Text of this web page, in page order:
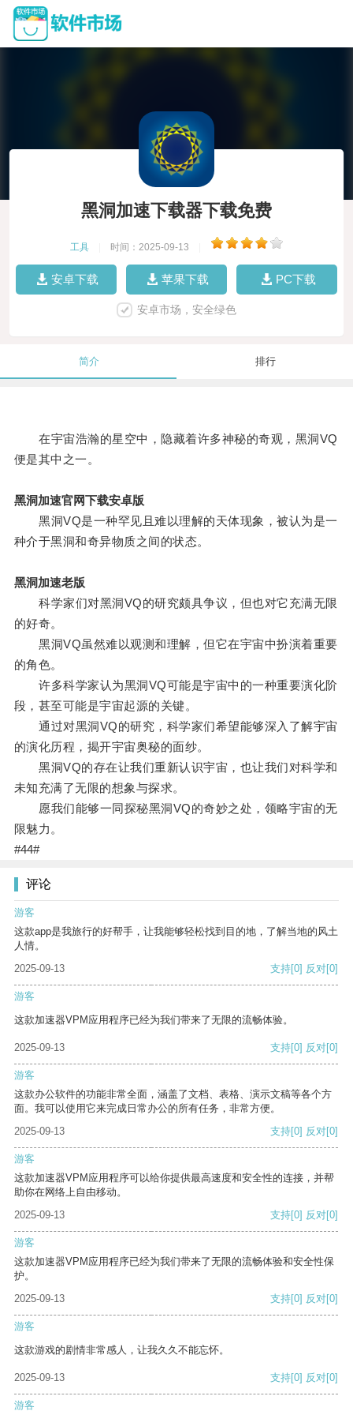
黑洞加速下载器下载免费
工具 时间：2025-09-13
安卓下载 苹果下载 PC下载
安卓市场，安全绿色
简介 排行
在宇宙浩瀚的星空中，隐藏着许多神秘的奇观，黑洞VQ
便是其中之一。
黑洞加速官网下载安卓版
黑洞VQ是一种罕见且难以理解的天体现象，被认为是一
种介于黑洞和奇异物质之间的状态。
黑洞加速老版
科学家们对黑洞VQ的研究颇具争议，但也对它充满无限
的好奇。
黑洞VQ虽然难以观测和理解，但它在宇宙中扮演着重要
的角色。
许多科学家认为黑洞VQ可能是宇宙中的一种重要演化阶
段，甚至可能是宇宙起源的关键。
通过对黑洞VQ的研究，科学家们希望能够深入了解宇宙
的演化历程，揭开宇宙奥秘的面纱。
黑洞VQ的存在让我们重新认识宇宙，也让我们对科学和
未知充满了无限的想象与探求。
愿我们能够一同探秘黑洞VQ的奇妙之处，领略宇宙的无
限魅力。
#44#
评论
游客
这款app是我旅行的好帮手，让我能够轻松找到目的地，了解当地的风土
人情。
2025-09-13
支持[0] 反对[0]
游客
这款加速器VPM应用程序已经为我们带来了无限的流畅体验。
2025-09-13 支持[0] 反对[0]
游客
这款办公软件的功能非常全面，涵盖了文档、表格、演示文稿等各个方
面。我可以使用它来完成日常办公的所有任务，非常方便。
2025-09-13
支持[0] 反对[0]
游客
这款加速器VPM应用程序可以给你提供最高速度和安全性的连接，并帮
助你在网络上自由移动。
2025-09-13
支持[0] 反对[0]
游客
这款加速器VPM应用程序已经为我们带来了无限的流畅体验和安全性保
护。
2025-09-13
支持[0] 反对[0]
游客
这款游戏的剧情非常感人，让我久久不能忘怀。
2025-09-13 支持[0] 反对[0]
游客